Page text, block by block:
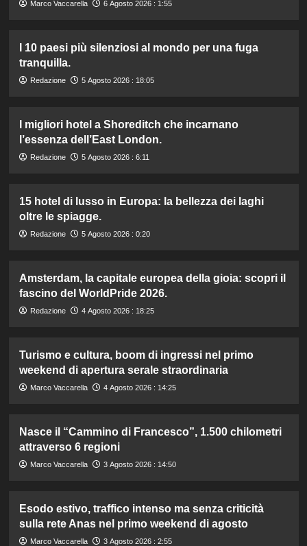
Marco Vaccarella 6 Agosto 2026 : 1:55
I 10 paesi più silenziosi al mondo per una fuga
tranquilla.
Redazione 5 Agosto 2026 : 18:05
I migliori hotel a Shoreditch che incarnano
l’essenza dell’East London.
Redazione 5 Agosto 2026 : 6:11
15 hotel di lusso in Europa: la bellezza dei laghi
oltre le spiagge.
Redazione 5 Agosto 2026 : 0:20
Amsterdam, la capitale europea della gioia: scopri il
fascino del WorldPride 2026.
Redazione 4 Agosto 2026 : 18:25
Turismo e cultura, boom di ingressi nel primo
weekend di apertura serale straordinaria
Marco Vaccarella 4 Agosto 2026 : 14:25
Nasce il “Cammino di Francesco”, 1.500 chilometri
attraverso 6 regioni
Marco Vaccarella 3 Agosto 2026 : 14:50
Esodo estivo, traffico intenso ma senza criticità
sulla rete Anas nel primo weekend di agosto
Marco Vaccarella 3 Agosto 2026 : 2:55